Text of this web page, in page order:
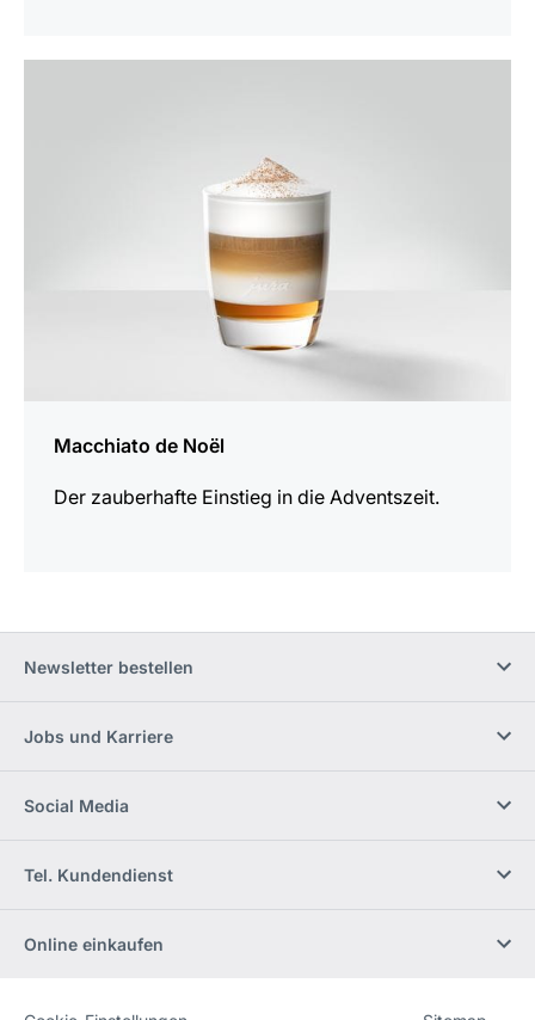
Macchiato de Noël
Der zauberhafte Einstieg in die Adventszeit.
Newsletter bestellen
Jobs und Karriere
Social Media
Tel. Kundendienst
Online einkaufen